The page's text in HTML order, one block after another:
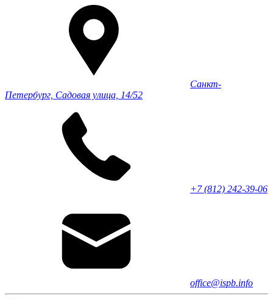
Санкт-
Петербург, Садовая улица, 14/52
+7 (812) 242-39-06
office@ispb.info